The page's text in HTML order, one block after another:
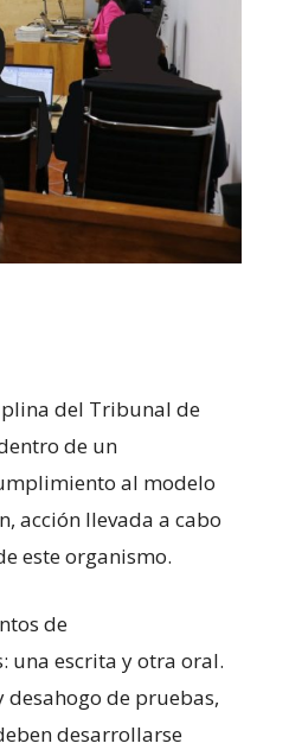
del Tribunal de
de un
al modelo
acción llevada a cabo
este organismo.
de
una escrita y otra oral.
de pruebas,
desarrollarse